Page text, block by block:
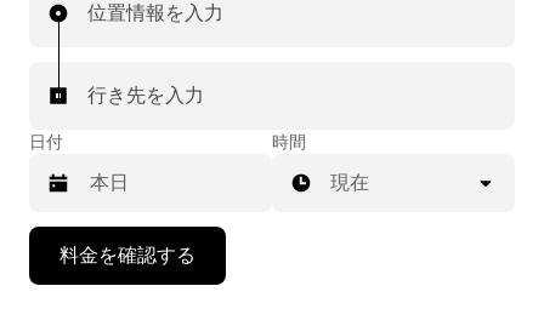
位置情報を入力
行き先を入力
日付 時間
現在
料金を確認する